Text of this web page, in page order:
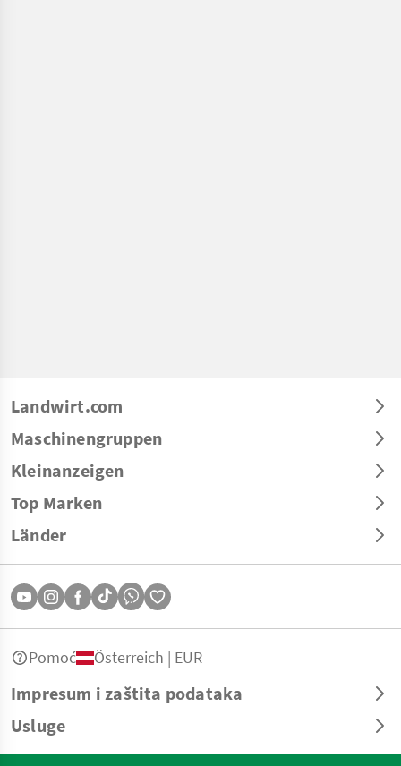
Landwirt.com
Maschinengruppen
Kleinanzeigen
Top Marken
Länder
Impresum i zaštita podataka
Usluge
Pomoć Österreich | EUR